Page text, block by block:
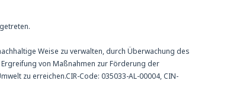
Weise zu verwalten, durch Überwachung des
von Maßnahmen zur Förderung der
zu erreichen.CIR-Code: 035033-AL-00004, CIN-